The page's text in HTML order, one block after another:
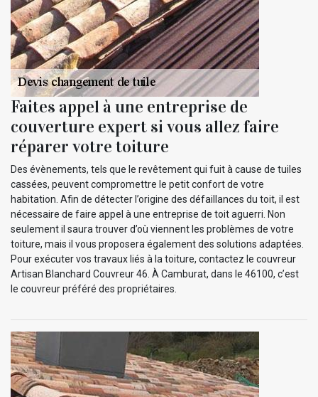
Faites appel à une entreprise de
couverture expert si vous allez faire
réparer votre toiture
Des évènements, tels que le revêtement qui fuit à cause de tuiles
cassées, peuvent compromettre le petit confort de votre
habitation. Afin de détecter l’origine des défaillances du toit, il est
nécessaire de faire appel à une entreprise de toit aguerri. Non
seulement il saura trouver d’où viennent les problèmes de votre
toiture, mais il vous proposera également des solutions adaptées.
Pour exécuter vos travaux liés à la toiture, contactez le couvreur
Artisan Blanchard Couvreur 46. À Camburat, dans le 46100, c’est
le couvreur préféré des propriétaires.